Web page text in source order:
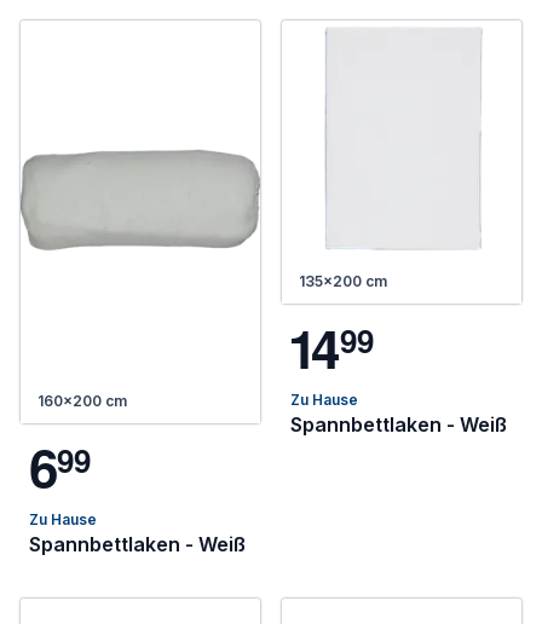
160x200 cm
699
Zu Hause
Spannbettlaken - Weiß
135x200 cm
1499
Zu Hause
Spannbettlaken - Weiß